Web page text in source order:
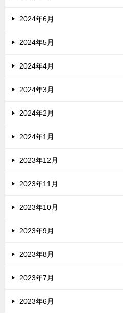
2024年6月
2024年5月
2024年4月
2024年3月
2024年2月
2024年1月
2023年12月
2023年11月
2023年10月
2023年9月
2023年8月
2023年7月
2023年6月